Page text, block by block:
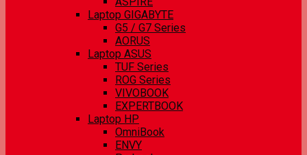
Laptop GIGABYTE
G5 / G7 Series
AORUS
Laptop ASUS
TUF Series
ROG Series
VIVOBOOK
EXPERTBOOK
Laptop HP
OmniBook
ENVY